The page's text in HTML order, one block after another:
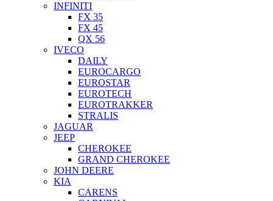
INFINITI
FX 35
FX 45
QX 56
IVECO
DAILY
EUROCARGO
EUROSTAR
EUROTECH
EUROTRAKKER
STRALIS
JAGUAR
JEEP
CHEROKEE
GRAND CHEROKEE
JOHN DEERE
KIA
CARENS